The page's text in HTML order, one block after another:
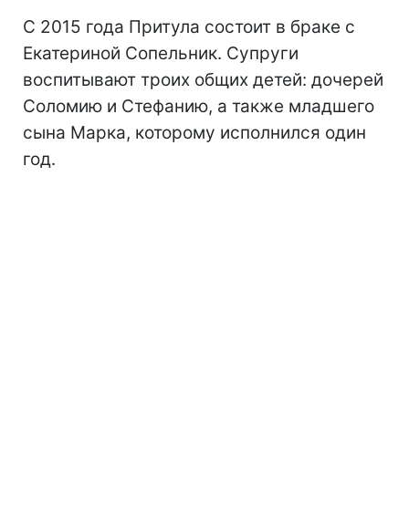
С 2015 года Притула состоит в браке с
Екатериной Сопельник. Супруги
воспитывают троих общих детей: дочерей
Соломию и Стефанию, а также младшего
сына Марка, которому исполнился один
год.